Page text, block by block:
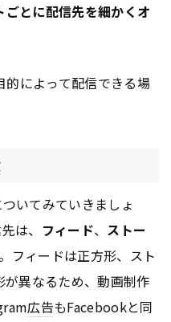
ごとに配信先を細かくオ
的によって配信できる場
いてみていきましょ
は、 フィード、 ストー
フィードは正方形、スト
異なるため、動画制作
広告もFacebookと同